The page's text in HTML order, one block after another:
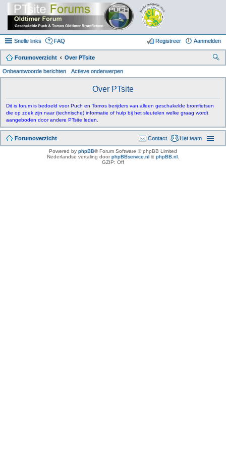
Snelle links FAQ Aanmelden
Registreer
Forumoverzicht
Over PTsite
Onbeantwoorde berichten Actieve onderwerpen
Over PTsite
Dit is forum is bedoeld voor Puch en Tomos berijders van alleen geschakelde bromfietsen
die op zoek zijn naar (technische) informatie of hulp bij het sleutelen welke graag wordt
aangeboden door andere PTsite leden.
Forumoverzicht Het team
Contact
Powered by phpBB® Forum Software © phpBB Limited
Nederlandse vertaling doorphpBBservice.nl & phpBB.nl
GZIP: Off